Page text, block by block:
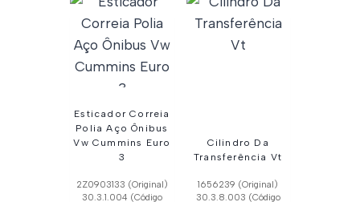
Esticador Correia
Polia Aço Ônibus
Vw Cummins Euro
3
2Z0903133 (Original)
30.3.1.004 (Código
Cilindro Da
Transferência Vt
1656239 (Original)
30.3.8.003 (Código